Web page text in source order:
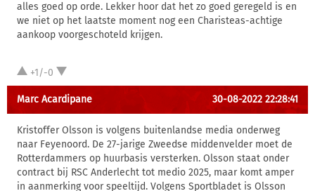
alles goed op orde. Lekker hoor dat het zo goed geregeld is en
we niet op het laatste moment nog een Charisteas-achtige
aankoop voorgeschoteld krijgen.
+1/-0
Marc Acardipane 30-08-2022 22:28:41
Kristoffer Olsson is volgens buitenlandse media onderweg
naar Feyenoord. De 27-jarige Zweedse middenvelder moet de
Rotterdammers op huurbasis versterken. Olsson staat onder
contract bij RSC Anderlecht tot medio 2025, maar komt amper
in aanmerking voor speeltijd. Volgens Sportbladet is Olsson